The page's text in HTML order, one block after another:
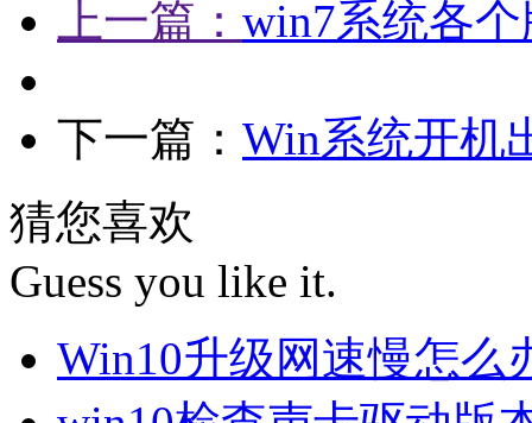
上一篇： win7系统各
下一篇： Win系统开机
猜您喜欢
Guess you like it.
Win10升级网速慢怎么